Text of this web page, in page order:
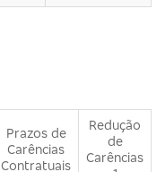
Prazos de
Carências
Contratuais
Redução
de
Carências